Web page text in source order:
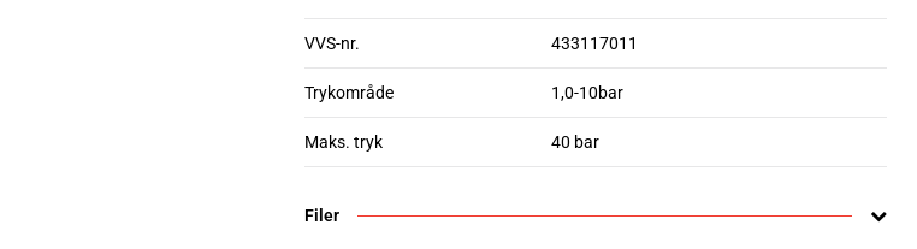
VVS-nr. 433117011
Trykområde 1,0-10bar
Maks. tryk 40 bar
Filer